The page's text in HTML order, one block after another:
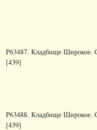
P63487. Кладбище Широкое.
[439]
P63488. Кладбище Широкое.
[439]